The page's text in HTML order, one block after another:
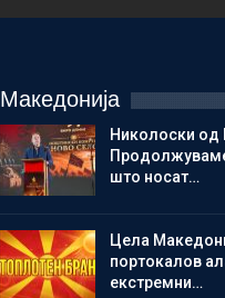
Македонија
Николоски од
што носат…
Цела
портокалов
екстремни…